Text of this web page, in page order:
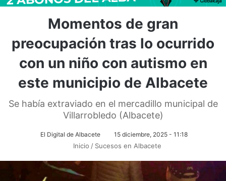
Momentos de gran
preocupación tras lo ocurrido
con un niño con autismo en
este municipio de Albacete
Se había extraviado en el mercadillo municipal de
Villarrobledo (Albacete)
El Digital de Albacete 15 diciembre, 2025 - 11:18
Inicio / Sucesos en Albacete